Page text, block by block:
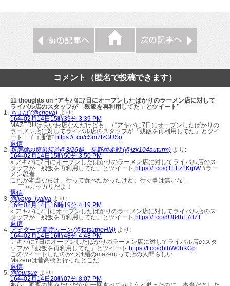
コメント（匿名で投稿できます）
11 thoughts on “アキバに7日にオープンしたばかりのラーメン店に対して
ライバル店のスタッフが「残飯を再利用してた」とツイート”
ちぇば (@cheva) より:
16年02月14日15時39分 3:39 PM
MAZERUは良いお店なんだけども。 / “アキバに7日にオープンしたばかりの
ラーメン店に対してライバル店のスタッフが「残飯を再利用してた」とツイ
ート | ゴゴ通信” https://t.co/cSm7fzGUSo
返信
新宿線の喪黒福造@3/26娘。長野紺参戦 (@izk104auturm) より:
16年02月14日15時50分 3:50 PM
» アキバに7日にオープンしたばかりのラーメン店に対してライバル店のス
タッフが「残飯を再利用してた」とツイート https://t.co/gTELz1KipW#ラー
メン忍者
これが本当ならば、行って食べたかったけど、行く事は無いな…
＿|￣|○ガッカリだよ！
返信
@iyayo_iyaiya より:
16年02月14日16時19分 4:19 PM
» アキバに7日にオープンしたばかりのラーメン店に対してライバル店のス
タッフが「残飯を再利用してた」とツイート https://t.co/8U84hL7d7T
返信
アミターブ青雲カーン (@tatsutheHM) より:
16年02月14日16時48分 4:48 PM
アキバに7日にオープンしたばかりのラーメン店に対してライバル店のスタ
ッフが「残飯を再利用してた」とツイート https://t.co/qhlbW0bKGp
このツイートしたのがつけ麺のmazeruって店の人間らしい
Mazeruは昔高橋と行ったとこだ
返信
@foursue より:
16年02月14日20時07分 8:07 PM